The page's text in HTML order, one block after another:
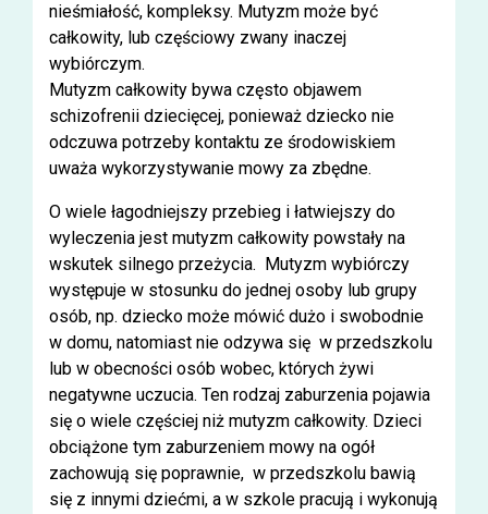
nieśmiałość, kompleksy. Mutyzm może być
całkowity, lub częściowy zwany inaczej
wybiórczym.
Mutyzm całkowity bywa często objawem
schizofrenii dziecięcej, ponieważ dziecko nie
odczuwa potrzeby kontaktu ze środowiskiem
uważa wykorzystywanie mowy za zbędne.
O wiele łagodniejszy przebieg i łatwiejszy do
wyleczenia jest mutyzm całkowity powstały na
wskutek silnego przeżycia. Mutyzm wybiórczy
występuje w stosunku do jednej osoby lub grupy
osób, np. dziecko może mówić dużo i swobodnie
w domu, natomiast nie odzywa się w przedszkolu
lub w obecności osób wobec, których żywi
negatywne uczucia. Ten rodzaj zaburzenia pojawia
się o wiele częściej niż mutyzm całkowity. Dzieci
obciążone tym zaburzeniem mowy na ogół
zachowują się poprawnie, w przedszkolu bawią
się z innymi dziećmi, a w szkole pracują i wykonują